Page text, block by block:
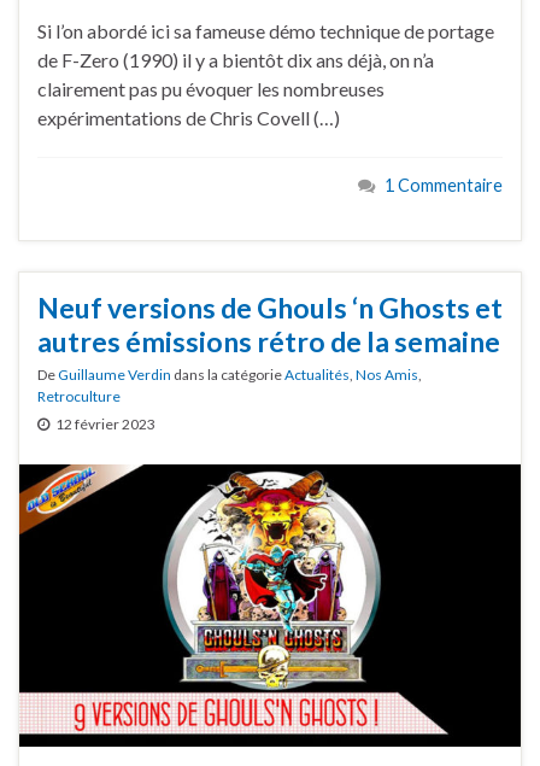
Si l’on abordé ici sa fameuse démo technique de portage
de F-Zero (1990) il y a bientôt dix ans déjà, on n’a
clairement pas pu évoquer les nombreuses
expérimentations de Chris Covell (…)
1 Commentaire
Neuf versions de Ghouls ‘n Ghosts et
autres émissions rétro de la semaine
DeGuillaume Verdin dans la catégorieActualités Nos Amis
Retroculture
12 février 2023